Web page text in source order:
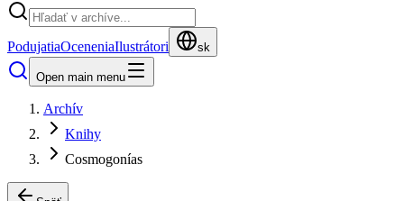
PodujatiaOceneniaIlustrátori sk
Open main menu
Archív
Knihy
Cosmogonías